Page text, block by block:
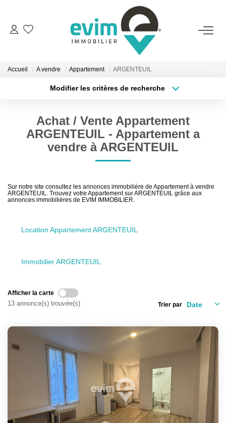
ACHETER
VENDRE
BIENS VENDUS
L'AGENCE
Qui Sommes-Nous ?
FAQ
EN
Accueil A vendre Appartement ARGENTEUIL
Modifier les critères de recherche
Sélectionnez...
Type de bien
Surface min
Achat / Vente Appartement
ARGENTEUIL - Appartement a
vendre à ARGENTEUIL
Sur notre site consultez les annonces immobilière de Appartement à vendre
ARGENTEUIL. Trouvez votre Appartement sur ARGENTEUIL grâce aux
annonces immobilières de EVIM IMMOBILIER.
Location Appartement ARGENTEUIL
Immobilier ARGENTEUIL
Afficher la carte
13 annonce(s) trouvée(s) Trier par